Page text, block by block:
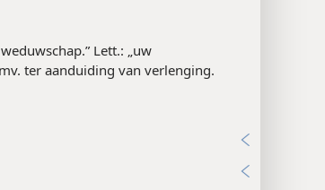
Lett.: „uw
ter aanduiding van verlenging.